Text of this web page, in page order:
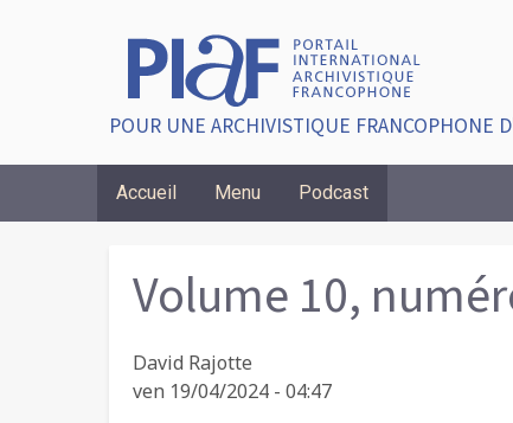
POUR UNE ARCHIVISTIQUE FRANCOPHONE
Accueil Menu Podcast
Volume 10,
David Rajotte
ven 19/04/2024 - 04:47